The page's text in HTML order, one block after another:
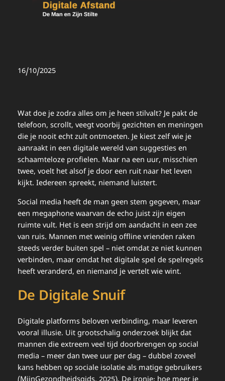
16/10/2025
Wat doe je zodra alles om je heen stilvalt? Je pakt de
telefoon, scrollt, veegt voorbij gezichten en meningen
die je nooit echt zult ontmoeten. Je kiest zelf wie je
aanraakt in een digitale wereld van suggesties en
schaamteloze profielen. Maar na een uur, misschien
twee, voelt het alsof je door een ruit naar het leven
kijkt. Iedereen spreekt, niemand luistert.
Social media heeft de man geen stem gegeven, maar
een megaphone waarvan de echo juist zijn eigen
ruimte vult. Het is een strijd om aandacht in een zee
van ruis. Mannen met weinig offline vrienden raken
steeds verder buiten spel – niet omdat ze niet kunnen
verbinden, maar omdat het digitale spel de spelregels
heeft veranderd, en niemand je vertelt wie wint.
De Digitale Snuif
Digitale platforms beloven verbinding, maar leveren
vooral illusie. Uit grootschalig onderzoek blijkt dat
mannen die extreem veel tijd doorbrengen op social
media – meer dan twee uur per dag – dubbel zoveel
kans hebben op sociale isolatie als matige gebruikers